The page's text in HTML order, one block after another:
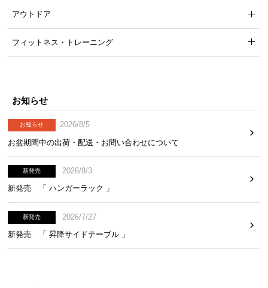
アウトドア
フィットネス・トレーニング
お知らせ
お知らせ
2026/8/5
お盆期間中の出荷・配送・お問い合わせについて
新発売
2026/8/3
新発売 「 ハンガーラック 」
新発売
2026/7/27
新発売 「 昇降サイドテーブル 」